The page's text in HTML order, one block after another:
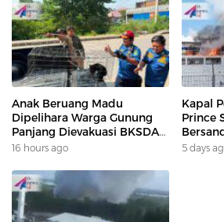
Anak Beruang Madu
Dipelihara Warga Gunung
Panjang Dievakuasi BKSDA
Dan DAMKAR
16 hours ago
Kapal
Prince
5 days